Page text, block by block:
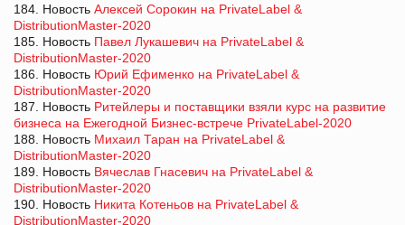
184. Новость Алексей Сорокин на PrivateLabel &
DistributionMaster-2020
185. Новость Павел Лукашевич на PrivateLabel &
DistributionMaster-2020
186. Новость Юрий Ефименко на PrivateLabel &
DistributionMaster-2020
187. Новость Ритейлеры и поставщики взяли курс на развитие
бизнеса на Ежегодной Бизнес-встрече PrivateLabel-2020
188. Новость Михаил Таран на PrivateLabel &
DistributionMaster-2020
189. Новость Вячеслав Гнасевич на PrivateLabel &
DistributionMaster-2020
190. Новость Никита Котеньов на PrivateLabel &
DistributionMaster-2020